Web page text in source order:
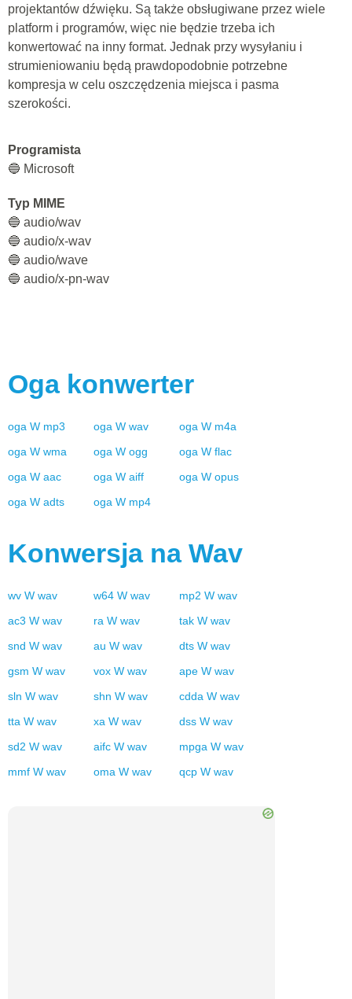
projektantów dźwięku. Są także obsługiwane przez wiele
platform i programów, więc nie będzie trzeba ich
konwertować na inny format. Jednak przy wysyłaniu i
strumieniowaniu będą prawdopodobnie potrzebne
kompresja w celu oszczędzenia miejsca i pasma
szerokości.
Programista
🔵 Microsoft
Typ MIME
🔵 audio/wav
🔵 audio/x-wav
🔵 audio/wave
🔵 audio/x-pn-wav
Oga konwerter
oga W mp3 oga W wav oga W m4a
oga W wma oga W ogg oga W flac
oga W aac oga W aiff oga W opus
oga W adts oga W mp4
Konwersja na Wav
wv W wav w64 W wav mp2 W wav
ac3 W wav ra W wav tak W wav
snd W wav au W wav dts W wav
gsm W wav vox W wav ape W wav
sln W wav shn W wav cdda W wav
tta W wav xa W wav dss W wav
sd2 W wav aifc W wav mpga W wav
mmf W wav oma W wav qcp W wav